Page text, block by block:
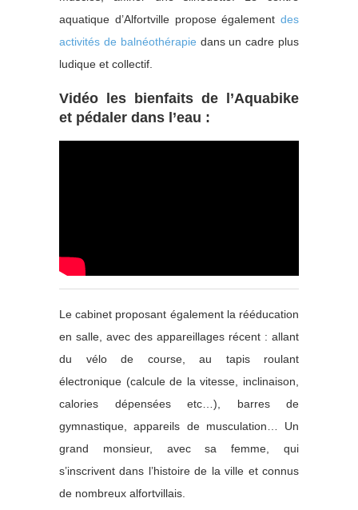
aquatique d’Alfortville propose également des
activités de balnéothérapie dans un cadre plus
ludique et collectif.
Vidéo les bienfaits de l’Aquabike
et pédaler dans l’eau :
Le cabinet proposant également la rééducation
en salle, avec des appareillages récent : allant
du vélo de course, au tapis roulant
électronique (calcule de la vitesse, inclinaison,
calories dépensées etc…), barres de
gymnastique, appareils de musculation… Un
grand monsieur, avec sa femme, qui
s’inscrivent dans l’histoire de la ville et connus
de nombreux alfortvillais.